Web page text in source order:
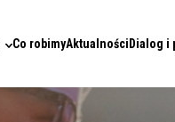
Co robimyAktualnościDialog i